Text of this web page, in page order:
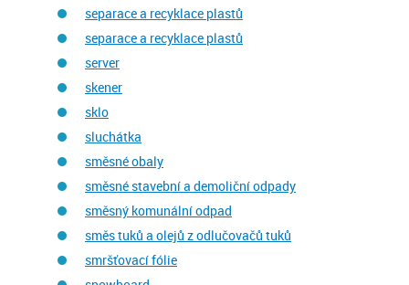
separace a recyklace plastů
separace a recyklace plastů
server
skener
sklo
sluchátka
směsné obaly
směsné stavební a demoliční odpady
směsný komunální odpad
směs tuků a olejů z odlučovačů tuků
smršťovací fólie